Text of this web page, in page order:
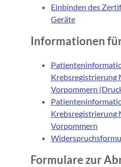
Einbinden des
Geräte
Informationen
Krebsregistrierung
Vorpommern
Krebsregistrierung
Vorpommern
Formulare zur